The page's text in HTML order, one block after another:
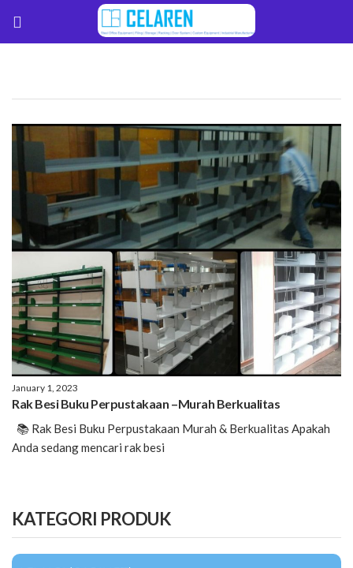
January 1, 2023
Rak Besi Buku Perpustakaan –Murah Berkualitas
📚 Rak Besi Buku Perpustakaan Murah & Berkualitas Apakah
Anda sedang mencari rak besi
KATEGORI PRODUK